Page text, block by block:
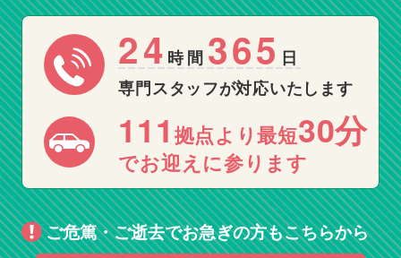
24 時間 365 日
専門スタッフが対応いたします
111 拠点より最短30分
でお迎えに参ります
ご危篤・ご逝去でお急ぎの方もこちらから